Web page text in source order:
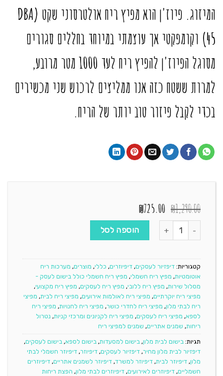
המיזוג. פיוז'ן הוא מפיץ ריח אולטרסוני שקט (DBA
45) וקומפקטי אך עוצמתי במיוחד בחללים סגורים
מסוגל הפיוז'ן להפיץ ריח לעד 1000 מטר מרובע,
למרות ששטח כזה אנו ממליצים לרכוש שני מכשירים
בכדי לקבל פיזור טוב יותר של הריח.
₪1,290.00
המחיר
המקורי
היה:
₪1,290.00.
₪725.00 המחיר
הנוכחי
הוא:
₪725.00.
כמות של פיוז'ן 1 - מפיץ ריח חשמלי הוספה לסל
קטגוריות: דיפזיור לעסקים, דיפיוזרים, כללי, מוצרים, מערכות ריח
אוטומטיות, מפיץ ריח חשמלי, מפיץ ריח חשמלי כולל בישום לעסק -
מסלול שירות, מפיץ ריח ללובי, מפיץ ריח לעסקים, מפיץ ריח מקצועי,
מפיצי ריח יוקרתיים, מפיצי ריח לאולמות אירועים, מפיצי ריח לבית, מפיצי
ריח לבתי מלון, מפיצי ריח לחדרי כושר, מפיצי ריח לחנויות, מפיצי ריח
לספא, מפיצי ריח לעסקים, מפיצי ריח לקניונים ומרכזי קניות, נטרול
ריחות, שמנים אתריים, שמנים למפיצי ריח
תגיות: בישום לבית מלון, בישום למסעדות, בישום לספא, בישום לעסקים,
דיפזיור לבית מלון מחיר, דיפזיור לעסקים, דיפיוזר, דיפיוזר חשמלי לבתי
מלון, דיפיוזר לבית, דיפיוזר למשרד, דיפיוזר לשמנים אתריים, דיפיוזרים
חשמליים, דיפיוזרים לאירועים, דיפיוזרים לבתי מלון, הפצת ריחות